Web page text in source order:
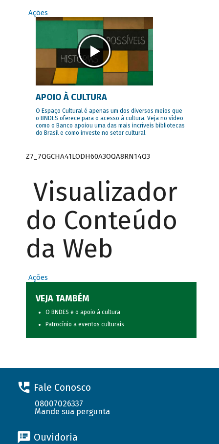
Ações
APOIO À CULTURA
O Espaço Cultural é apenas um dos diversos meios que
o BNDES oferece para o acesso à cultura. Veja no vídeo
como o Banco apoiou uma das mais incríveis bibliotecas
do Brasil e como investe no setor cultural.
Z7_7QGCHA41LODH60A3OQA8RN14Q3
Visualizador
do Conteúdo
da Web
Ações
VEJA TAMBÉM
O BNDES e o apoio à cultura
Patrocínio a eventos culturais
Fale Conosco
08007026337
Mande sua pergunta
Ouvidoria